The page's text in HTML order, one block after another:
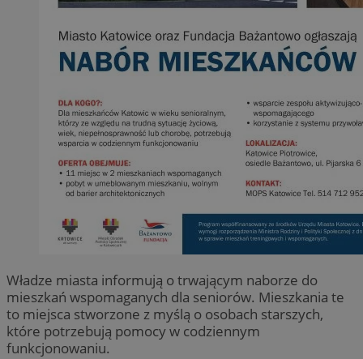
Władze miasta informują o trwającym naborze do
mieszkań wspomaganych dla seniorów. Mieszkania te
to miejsca stworzone z myślą o osobach starszych,
które potrzebują pomocy w codziennym
funkcjonowaniu.